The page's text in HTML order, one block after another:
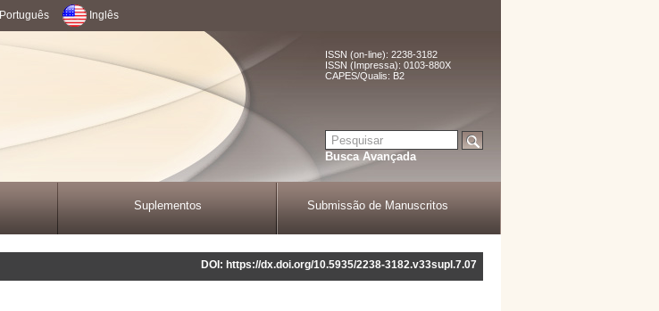
Português Inglês
ISSN (on-line): 2238-3182
ISSN (Impressa): 0103-880X
CAPES/Qualis: B2
Busca Avançada
Suplementos Submissão de Manuscritos
DOI: https://dx.doi.org/10.5935/2238-3182.v33supl.7.07